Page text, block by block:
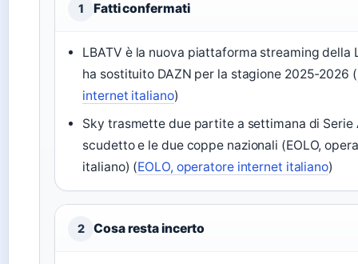
1 Fatti confermati
LBATV è la nuova piattaforma streaming della
ha sostituito DAZN per la stagione 2025-2026 (
internet italiano)
Sky trasmette due partite a settimana di Serie
scudetto e le due coppe nazionali (EOLO,
italiano) (EOLO, operatore internet italiano)
2 Cosa resta incerto